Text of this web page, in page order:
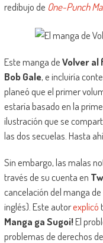
redibujo de One-Punch
Este manga deVolver
Bob Gale, e incluiría
planeó que el primer
estaría basado en la
ilustración que se
las dos secuelas. Hasta
Sin embargo, las malas
través de su cuenta en
cancelación del manga de
inglés). Este autorexplicó
Manga ga Sugoi!El
problemas de derechos